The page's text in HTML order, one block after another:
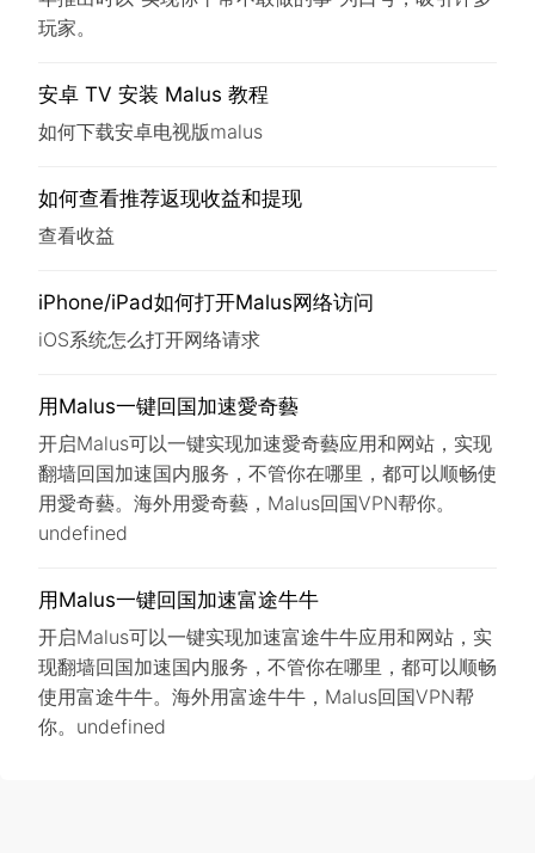
玩家。
安卓 TV 安装 Malus 教程
如何下载安卓电视版malus
如何查看推荐返现收益和提现
查看收益
iPhone/iPad如何打开Malus网络访问
iOS系统怎么打开网络请求
用Malus一键回国加速愛奇藝
开启Malus可以一键实现加速愛奇藝应用和网站，实现
翻墙回国加速国内服务，不管你在哪里，都可以顺畅使
用愛奇藝。海外用愛奇藝，Malus回国VPN帮你。
undefined
用Malus一键回国加速富途牛牛
开启Malus可以一键实现加速富途牛牛应用和网站，实
现翻墙回国加速国内服务，不管你在哪里，都可以顺畅
使用富途牛牛。海外用富途牛牛，Malus回国VPN帮
你。undefined